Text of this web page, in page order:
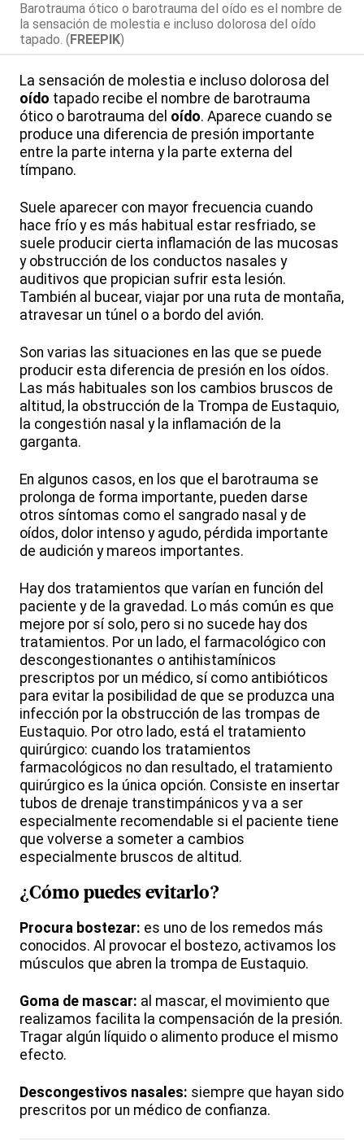
Barotrauma ótico o barotrauma del oído es el nombre de
la sensación de molestia e incluso dolorosa del oído
tapado. (FREEPIK)
La sensación de molestia e incluso dolorosa del
oído tapado recibe el nombre de barotrauma
ótico o barotrauma del oído. Aparece cuando se
produce una diferencia de presión importante
entre la parte interna y la parte externa del
tímpano.
Suele aparecer con mayor frecuencia cuando
hace frío y es más habitual estar resfriado, se
suele producir cierta inflamación de las mucosas
y obstrucción de los conductos nasales y
auditivos que propician sufrir esta lesión.
También al bucear, viajar por una ruta de montaña,
atravesar un túnel o a bordo del avión.
Son varias las situaciones en las que se puede
producir esta diferencia de presión en los oídos.
Las más habituales son los cambios bruscos de
altitud, la obstrucción de la Trompa de Eustaquio,
la congestión nasal y la inflamación de la
garganta.
En algunos casos, en los que el barotrauma se
prolonga de forma importante, pueden darse
otros síntomas como el sangrado nasal y de
oídos, dolor intenso y agudo, pérdida importante
de audición y mareos importantes.
Hay dos tratamientos que varían en función del
paciente y de la gravedad. Lo más común es que
mejore por sí solo, pero si no sucede hay dos
tratamientos. Por un lado, el farmacológico con
descongestionantes o antihistamínicos
prescriptos por un médico, sí como antibióticos
para evitar la posibilidad de que se produzca una
infección por la obstrucción de las trompas de
Eustaquio. Por otro lado, está el tratamiento
quirúrgico: cuando los tratamientos
farmacológicos no dan resultado, el tratamiento
quirúrgico es la única opción. Consiste en insertar
tubos de drenaje transtimpánicos y va a ser
especialmente recomendable si el paciente tiene
que volverse a someter a cambios
especialmente bruscos de altitud.
¿Cómo puedes evitarlo?
Procura bostezar: es uno de los remedos más
conocidos. Al provocar el bostezo, activamos los
músculos que abren la trompa de Eustaquio.
Goma de mascar: al mascar, el movimiento que
realizamos facilita la compensación de la presión.
Tragar algún líquido o alimento produce el mismo
efecto.
Descongestivos nasales: siempre que hayan sido
prescritos por un médico de confianza.